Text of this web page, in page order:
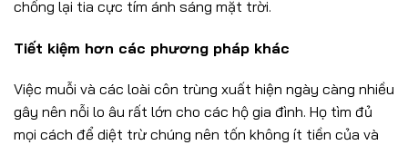
chống lại tia cực tím ánh sáng mặt trời.
Tiết kiệm hơn các phương pháp khác
Việc muỗi và các loài côn trùng xuất hiện ngày càng nhiều
gây nên nỗi lo âu rất lớn cho các hộ gia đình. Họ tìm đủ
mọi cách để diệt trừ chúng nên tốn không ít tiền của và